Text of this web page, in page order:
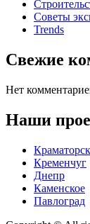
Советы
Trends
Свежие
Нет
Наши
Краматорск
Кременчуг
Днепр
Каменское
Павлоград